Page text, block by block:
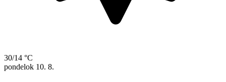
30/14 °C
pondelok 10. 8.